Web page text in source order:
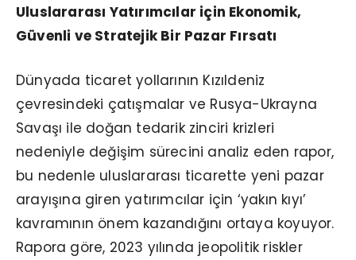
Uluslararası Yatırımcılar için Ekonomik,
Güvenli ve Stratejik Bir Pazar Fırsatı
Dünyada ticaret yollarının Kızıldeniz
çevresindeki çatışmalar ve Rusya-Ukrayna
Savaşı ile doğan tedarik zinciri krizleri
nedeniyle değişim sürecini analiz eden rapor,
bu nedenle uluslararası ticarette yeni pazar
arayışına giren yatırımcılar için ‘yakın kıyı’
kavramının önem kazandığını ortaya koyuyor.
Rapora göre, 2023 yılında jeopolitik riskler